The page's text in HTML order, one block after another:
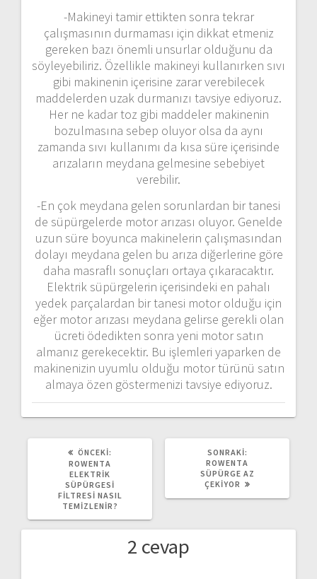
-Makineyi tamir ettikten sonra tekrar
çalışmasının durmaması için dikkat etmeniz
gereken bazı önemli unsurlar olduğunu da
söyleyebiliriz. Özellikle makineyi kullanırken sıvı
gibi makinenin içerisine zarar verebilecek
maddelerden uzak durmanızı tavsiye ediyoruz.
Her ne kadar toz gibi maddeler makinenin
bozulmasına sebep oluyor olsa da aynı
zamanda sıvı kullanımı da kısa süre içerisinde
arızaların meydana gelmesine sebebiyet
verebilir.
-En çok meydana gelen sorunlardan bir tanesi
de süpürgelerde motor arızası oluyor. Genelde
uzun süre boyunca makinelerin çalışmasından
dolayı meydana gelen bu arıza diğerlerine göre
daha masraflı sonuçları ortaya çıkaracaktır.
Elektrik süpürgelerin içerisindeki en pahalı
yedek parçalardan bir tanesi motor olduğu için
eğer motor arızası meydana gelirse gerekli olan
ücreti ödedikten sonra yeni motor satın
almanız gerekecektir. Bu işlemleri yaparken de
makinenizin uyumlu olduğu motor türünü satın
almaya özen göstermenizi tavsiye ediyoruz.
ÖNCEKI:
ROWENTA
ELEKTRIK
SÜPÜRGESI
FILTRESI NASIL
TEMIZLENIR?
SONRAKI:
YAZI:
ROWENTA
SÜPÜRGE AZ
ÇEKIYOR
2 cevap